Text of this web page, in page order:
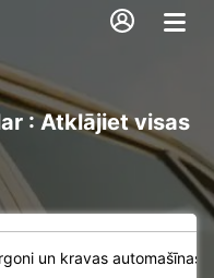
: Atklājiet visas
un kravas automašīnas